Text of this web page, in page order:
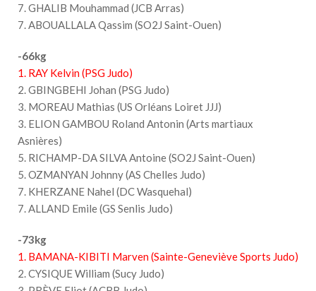
7. GHALIB Mouhammad (JCB Arras)
7. ABOUALLALA Qassim (SO2J Saint-Ouen)
-66kg
1. RAY Kelvin (PSG Judo)
2. GBINGBEHI Johan (PSG Judo)
3. MOREAU Mathias (US Orléans Loiret JJJ)
3. ELION GAMBOU Roland Antonin (Arts martiaux
Asnières)
5. RICHAMP-DA SILVA Antoine (SO2J Saint-Ouen)
5. OZMANYAN Johnny (AS Chelles Judo)
7. KHERZANE Nahel (DC Wasquehal)
7. ALLAND Emile (GS Senlis Judo)
-73kg
1. BAMANA-KIBITI Marven (Sainte-Geneviève Sports Judo)
2. CYSIQUE William (Sucy Judo)